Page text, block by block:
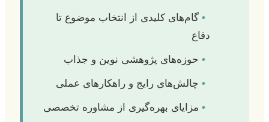
• گام‌های کلیدی از انتخاب موضوع تا
دفاع
• حوزه‌های پژوهشی نوین و جذاب
• چالش‌های رایج و راهکارهای عملی
• مزایای بهره‌گیری از مشاوره تخصصی